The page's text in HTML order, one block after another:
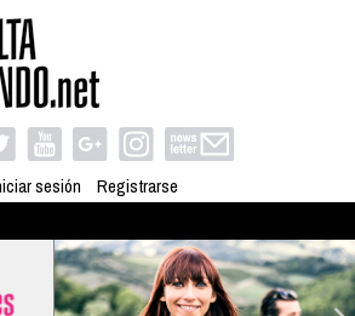
sesión Registrarse